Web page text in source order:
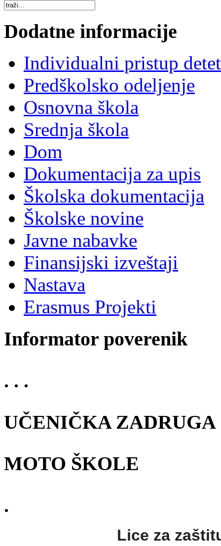
Dodatne informacije
Individualni pristup
Predškolsko odeljenje
Osnovna škola
Srednja škola
Dom
Dokumentacija za upis
Školska dokumentacija
Školske novine
Javne nabavke
Finansijski izveštaji
Nastava
Erasmus Projekti
Informator poverenik
. . .
UČENIČKA ZADRUGA
MOTO ŠKOLE
.
Lice za